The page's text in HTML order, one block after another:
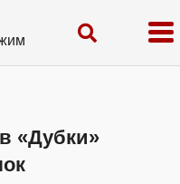
«Дубки»